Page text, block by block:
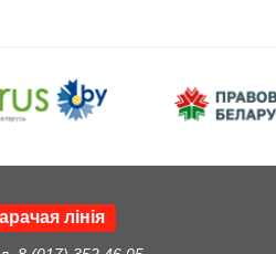
лінія